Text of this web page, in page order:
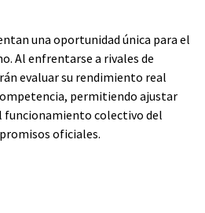
una oportunidad única para el
Al enfrentarse a rivales de
evaluar su rendimiento real
permitiendo ajustar
funcionamiento colectivo del
oficiales.